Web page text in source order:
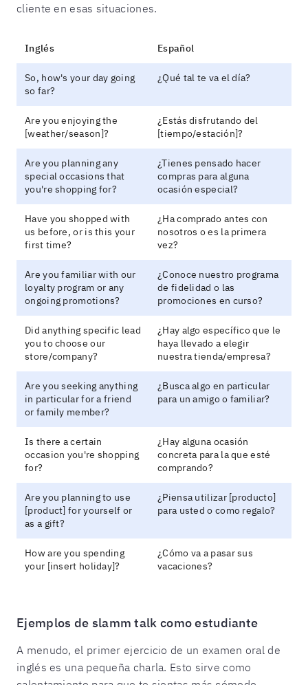
cliente en esas situaciones.
Inglés Español
So, how's your day going
so far?
¿Qué tal te va el día?
Are you enjoying the
[weather/season]?
¿Estás disfrutando del
[tiempo/estación]?
Are you planning any
special occasions that
you're shopping for?
¿Tienes pensado hacer
compras para alguna
ocasión especial?
Have you shopped with
us before, or is this your
first time?
¿Ha comprado antes con
nosotros o es la primera
vez?
Are you familiar with our
loyalty program or any
ongoing promotions?
¿Conoce nuestro programa
de fidelidad o las
promociones en curso?
Did anything specific lead
you to choose our
store/company?
¿Hay algo específico que le
haya llevado a elegir
nuestra tienda/empresa?
Are you seeking anything
in particular for a friend
or family member?
¿Busca algo en particular
para un amigo o familiar?
Is there a certain
occasion you're shopping
for?
¿Hay alguna ocasión
concreta para la que esté
comprando?
Are you planning to use
[product] for yourself or
as a gift?
¿Piensa utilizar [producto]
para usted o como regalo?
How are you spending
your [insert holiday]?
¿Cómo va a pasar sus
vacaciones?
Ejemplos de slamm talk como estudiante
A menudo, el primer ejercicio de un examen oral de
inglés es una pequeña charla. Esto sirve como